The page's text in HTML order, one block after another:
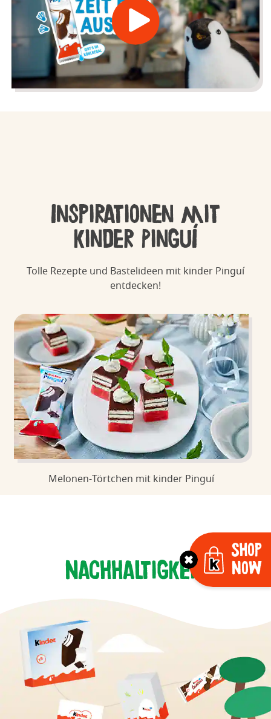
Inspirationen mit
kinder Pinguí
Tolle Rezepte und Bastelideen mit kinder Pinguí
entdecken!
Melonen-Törtchen mit kinder Pinguí
Nachhaltigkeit
Shop
Now